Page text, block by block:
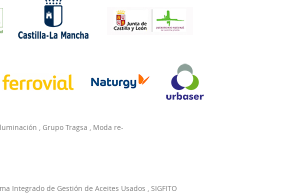
Grupo Tragsa Moda re-
Integrado de Gestión de Aceites Usados
SIGFITO